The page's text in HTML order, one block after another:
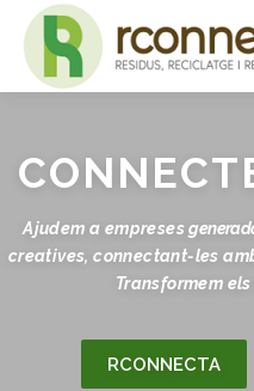
Vés
contingut
CONTACTE
Ajudem a empreses
creatives, connectant-les
Transformem
RCONNECTA